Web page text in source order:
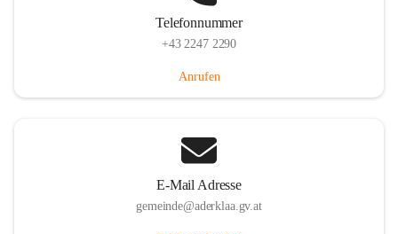
Telefonnummer
+43 2247 2290
Anrufen
E-Mail Adresse
gemeinde@aderklaa.gv.at